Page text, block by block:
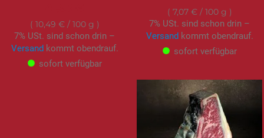
10,49 €/ 100 g
7% USt. sind schon drin –
Versandkommt obendrauf.
sofort verfügbar
7,07 €/ 100 g
7% USt. sind schon drin –
Versandkommt obendrauf.
sofort verfügbar